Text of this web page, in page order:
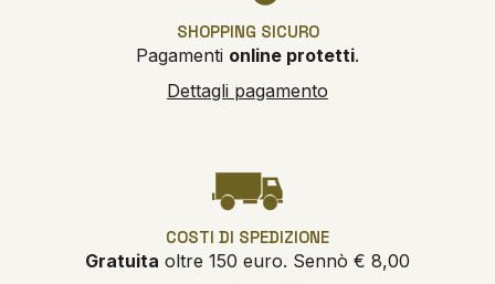
SHOPPING SICURO
Pagamenti online protetti.
Dettagli pagamento
COSTI DI SPEDIZIONE
Gratuita oltre 150 euro. Sennò € 8,00